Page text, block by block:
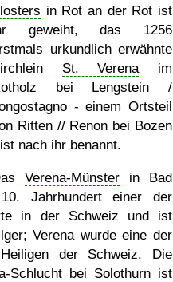
in Rot an der Rot ist
geweiht, das 1256
urkundlich erwähnte
St. Verenaim
bei Lengstein /
- einem Ortsteil
Ritten // Renon bei Bozen
nach ihr benannt.
Verena-Münster in Bad
Jahrhundert einer der
in der Schweiz und ist
Verena wurde eine der
der Schweiz. Die
Schlucht bei Solothurn ist